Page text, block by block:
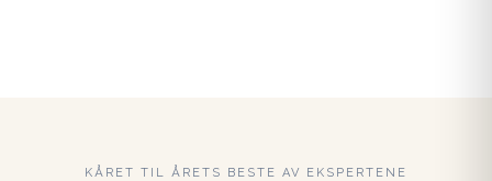
KÅRET TIL ÅRETS BESTE AV EKSPERTENE